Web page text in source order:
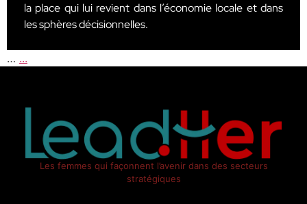
la place qui lui revient dans l’économie locale et dans
les sphères décisionnelles.
… ...
Les femmes qui façonnent l’avenir dans des secteurs
stratégiques